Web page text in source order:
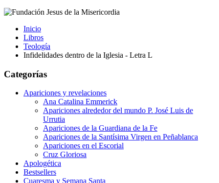
Inicio
Libros
Teología
Infidelidades dentro de la Iglesia - Letra L
Categorías
Apariciones y revelaciones
Ana Catalina Emmerick
Apariciones alrededor del mundo P. José Luis de
Urrutia
Apariciones de la Guardiana de la Fe
Apariciones de la Santísima Virgen en Peñablanca
Apariciones en el Escorial
Cruz Gloriosa
Apologética
Bestsellers
Cuaresma y Semana Santa